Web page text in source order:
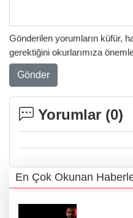
Gönderilen yorumların küfür,
gerektiğini okurlarımıza önemle
Gönder
Yorumlar (0)
En Çok Okunan